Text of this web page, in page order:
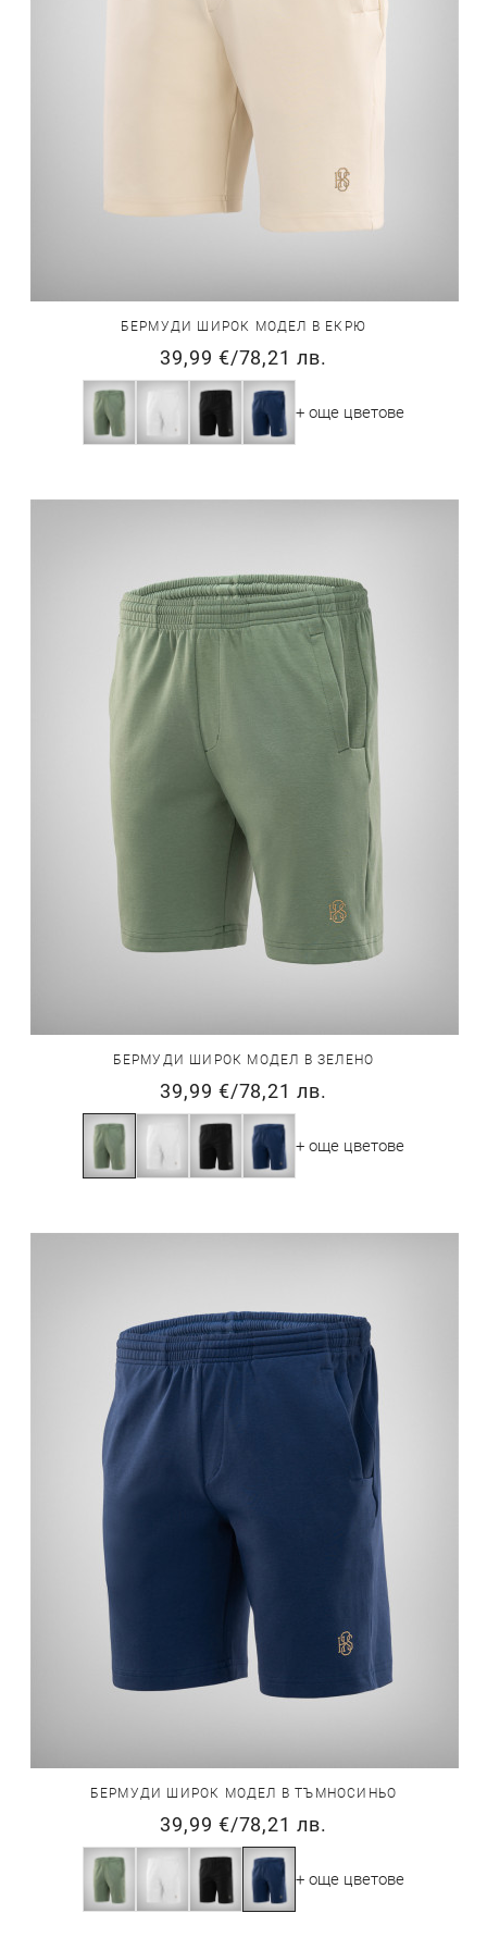
БЕРМУДИ ШИРОК МОДЕЛ В ЕКРЮ
39,99 €/78,21 лв.
+ още цветове
БЕРМУДИ ШИРОК МОДЕЛ В ЗЕЛЕНО
39,99 €/78,21 лв.
+ още цветове
БЕРМУДИ ШИРОК МОДЕЛ В ТЪМНОСИНЬО
39,99 €/78,21 лв.
+ още цветове